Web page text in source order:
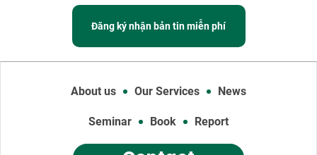
Đăng ký nhận bản tin miễn phí
About us Our Services News
Seminar Book Report